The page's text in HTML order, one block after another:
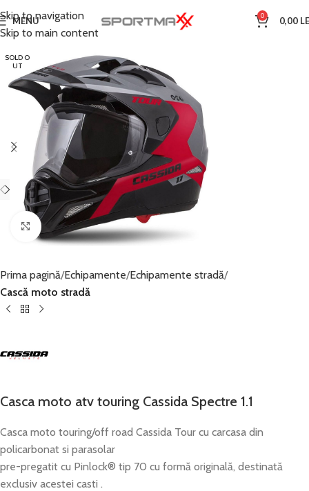
Skip to navigation
Skip to main content
MENU 0 0,00
SOLD O
UT
Click to enlarge
Prima pagină Echipamente Echipamente stradă
Cască moto stradă
Casca moto atv touring Cassida Spectre 1.1
Casca moto touring/off road Cassida Tour cu carcasa din
policarbonat si parasolar
pre-pregatit cu Pinlock® tip 70 cu formă originală, destinată
exclusiv acestei casti .